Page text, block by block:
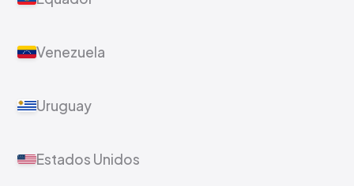
Venezuela
Uruguay
Estados Unidos